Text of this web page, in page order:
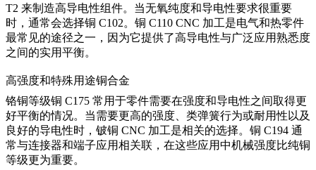
T2 来制造高导电性组件。当无氧纯度和导电性要求很重要
时，通常会选择铜 C102。 铜 C110 CNC 加工是电气和热零件
最常见的途径之一，因为它提供了高导电性与广泛应用熟悉度
之间的实用平衡。
高强度和特殊用途铜合金
铬铜等级铜 C175 常用于零件需要在强度和导电性之间取得更
好平衡的情况。当需要更高的强度、类弹簧行为或耐用性以及
良好的导电性时， 铍铜 CNC 加工是相关的选择。铜 C194 通
常与连接器和端子应用相关联，在这些应用中机械强度比纯铜
等级更为重要。